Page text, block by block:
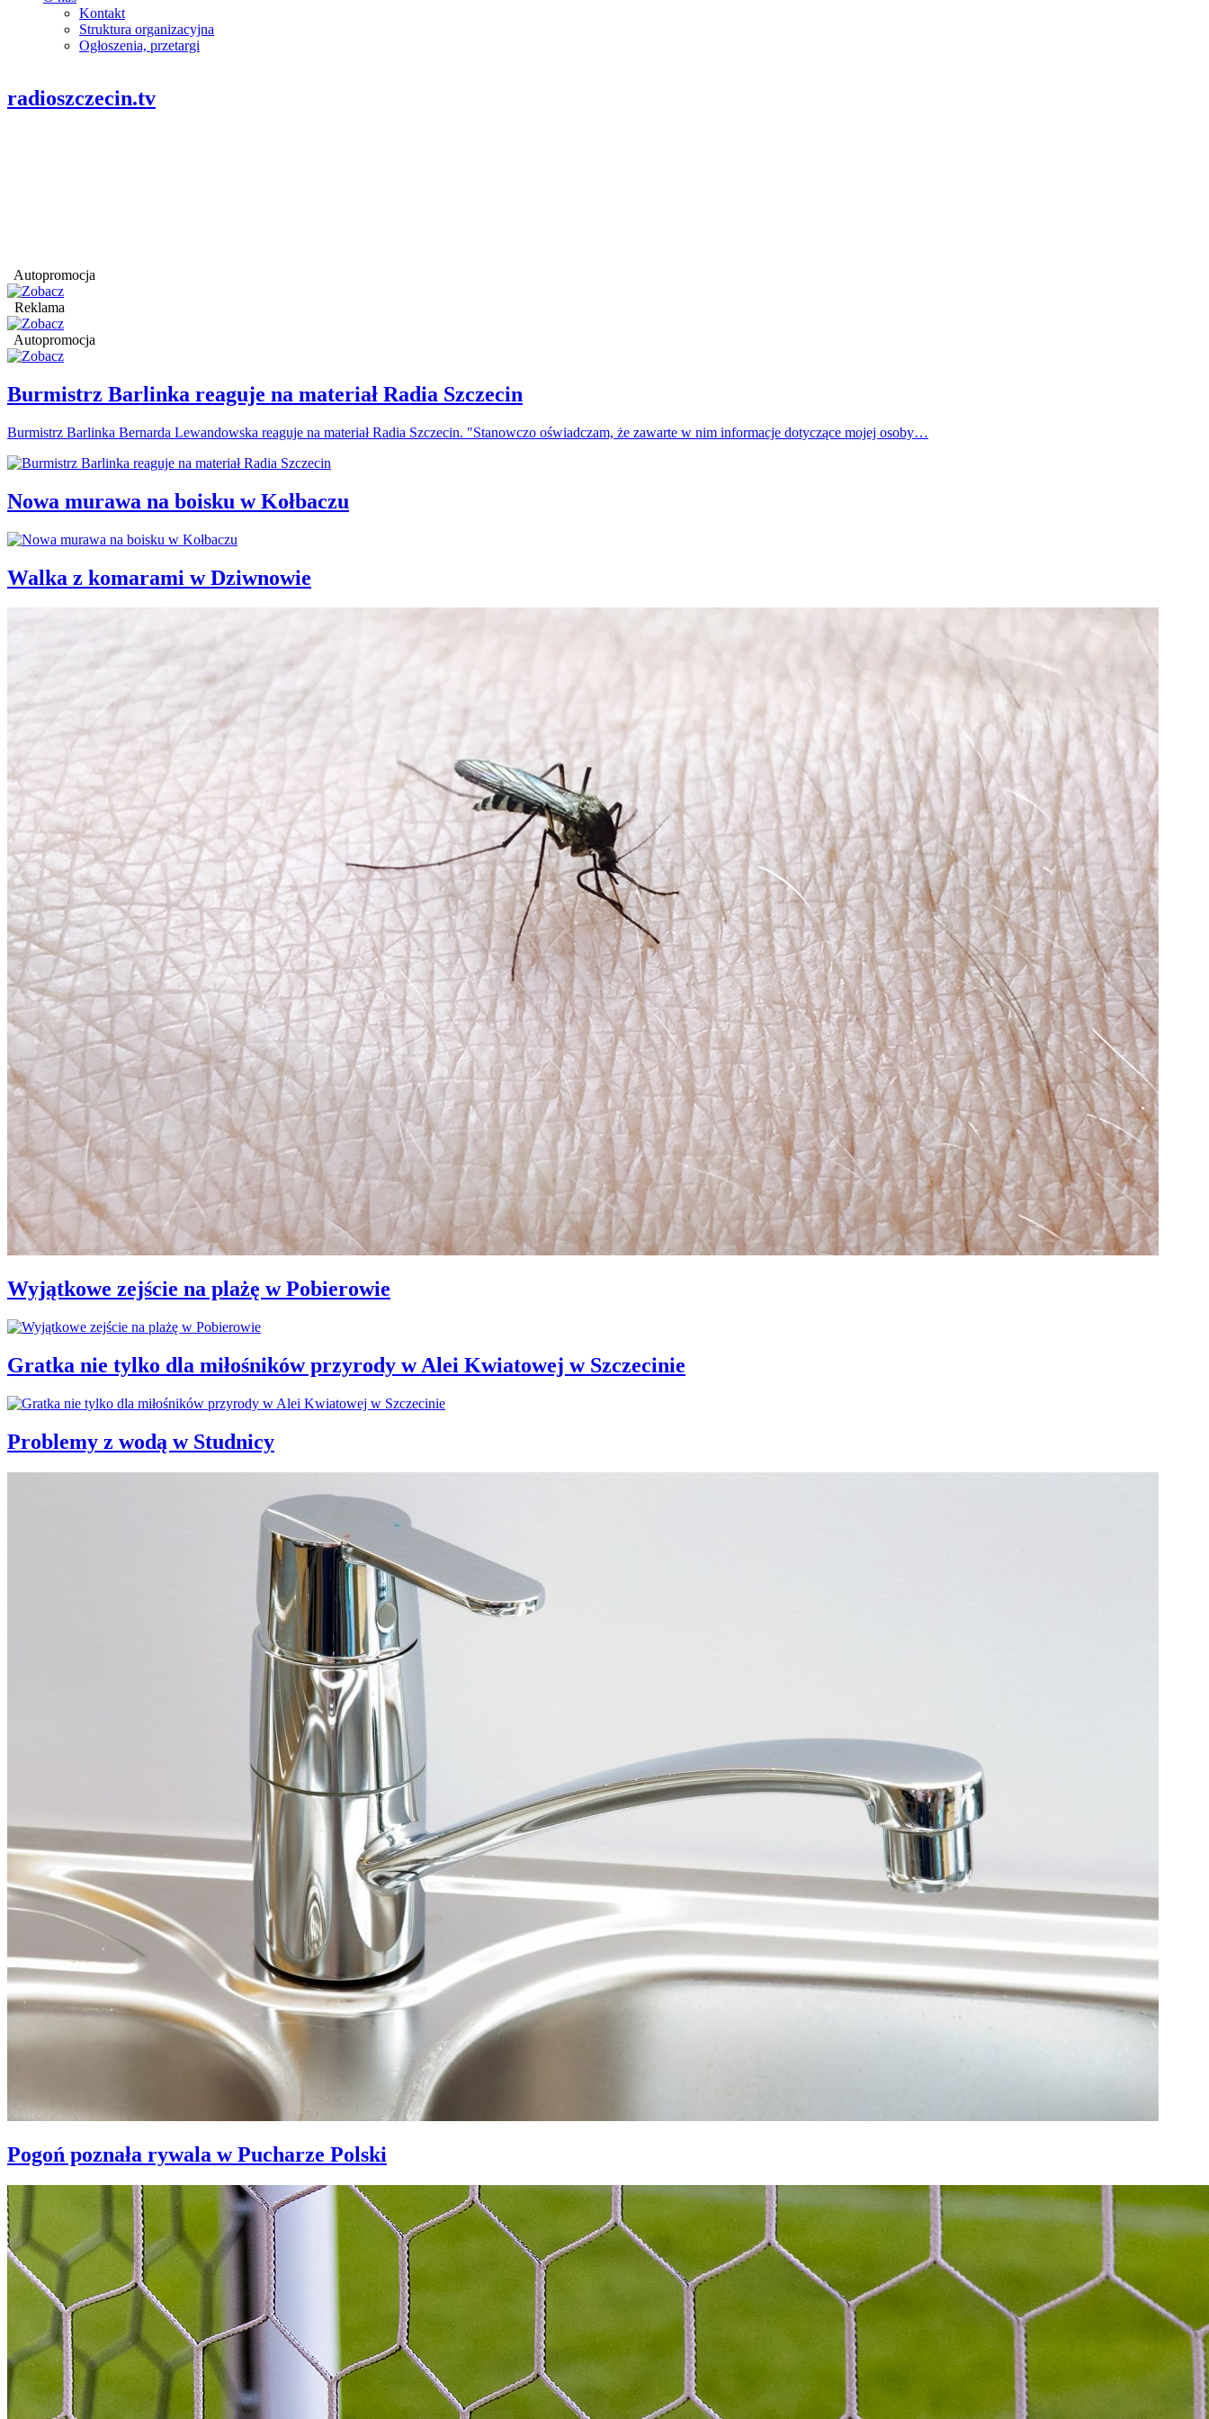
Kontakt
Struktura organizacyjna
Ogłoszenia, przetargi
radioszczecin.tv
Autopromocja
Reklama
Autopromocja
Burmistrz Barlinka reaguje na materiał Radia Szczecin
Burmistrz Barlinka Bernarda Lewandowska reaguje na materiał Radia Szczecin. "Stanowczo oświadczam, że zawarte w nim informacje dotyczące mojej osoby…
Nowa murawa na boisku w Kołbaczu
Walka z komarami w Dziwnowie
Wyjątkowe zejście na plażę w Pobierowie
Gratka nie tylko dla miłośników przyrody w Alei Kwiatowej w Szczecinie
Problemy z wodą w Studnicy
Pogoń poznała rywala w Pucharze Polski